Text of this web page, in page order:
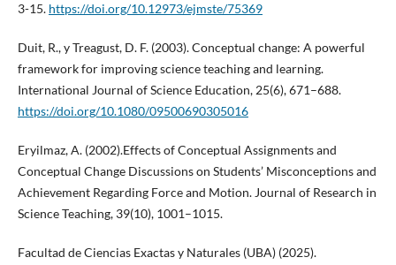
3-15. https://doi.org/10.12973/ejmste/75369
Duit, R., y Treagust, D. F. (2003). Conceptual change: A powerful
framework for improving science teaching and learning.
International Journal of Science Education, 25(6), 671–688.
https://doi.org/10.1080/09500690305016
Eryilmaz, A. (2002).Effects of Conceptual Assignments and
Conceptual Change Discussions on Students’ Misconceptions and
Achievement Regarding Force and Motion. Journal of Research in
Science Teaching, 39(10), 1001–1015.
Facultad de Ciencias Exactas y Naturales (UBA) (2025).